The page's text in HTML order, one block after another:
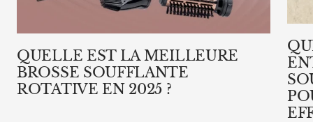
QUELLE EST LA MEILLEURE
BROSSE SOUFFLANTE
ROTATIVE EN 2025 ?